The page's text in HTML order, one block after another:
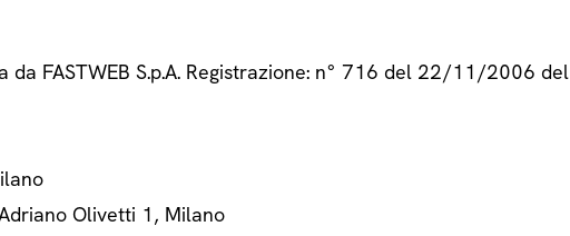
da FASTWEB S.p.A. Registrazione: n° 716 del 22/11/2006 del
Adriano Olivetti 1, Milano